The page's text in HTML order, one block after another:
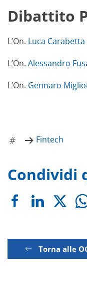
Dibattito
L’On. Luca Carabetta
L’On. Alessandro
L’On. Gennaro
Fintech
Condividi
Torna alle